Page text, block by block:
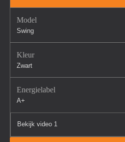
Model
Swing
Kleur
Zwart
Energielabel
A+
Bekijk video 1